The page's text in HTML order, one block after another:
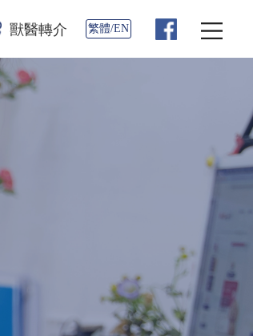
獸醫轉介 繁體/EN